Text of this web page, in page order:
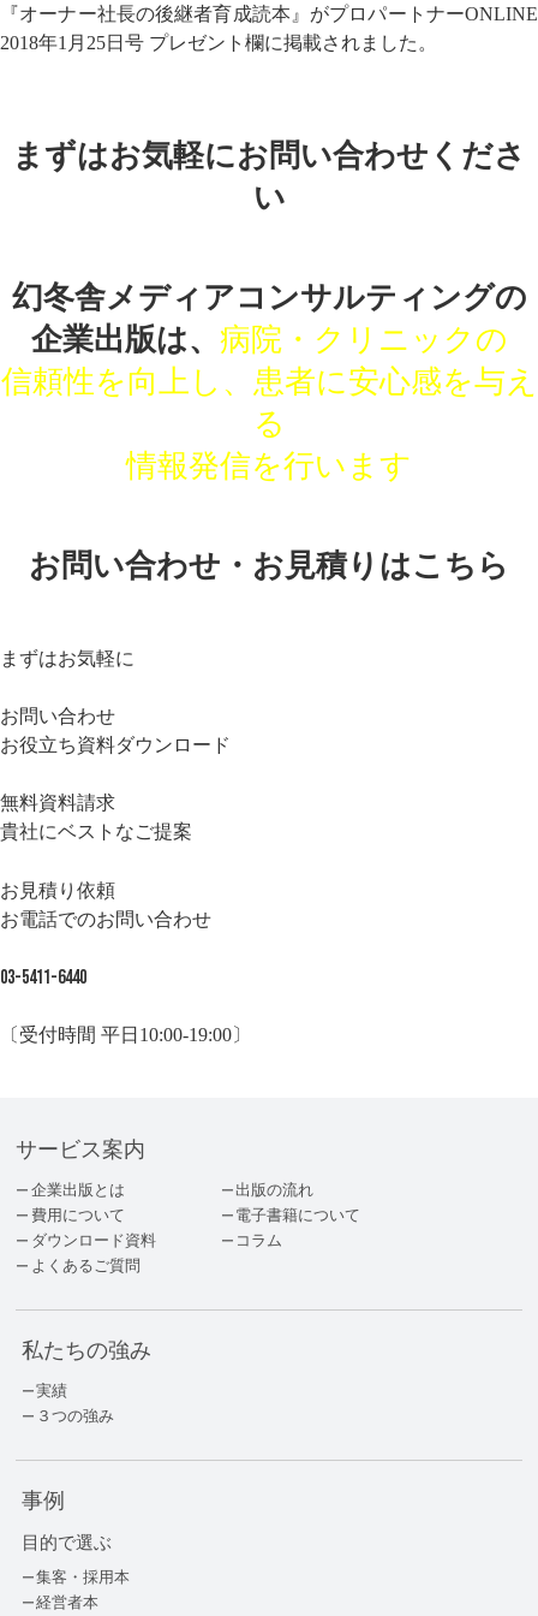
『オーナー社長の後継者育成読本』がプロパートナーONLINE
2018年1月25日号 プレゼント欄に掲載されました。
まずはお気軽にお問い合わせくださ
い
幻冬舎メディアコンサルティングの
企業出版は、 病院・クリニックの
信頼性を向上し、患者に安心感を与え
る
情報発信を行います
お問い合わせ・お見積りはこちら
まずはお気軽に
お問い合わせ
お役立ち資料ダウンロード
無料資料請求
貴社にベストなご提案
お見積り依頼
お電話でのお問い合わせ
03-5411-6440
〔受付時間 平日10:00-19:00〕
サービス案内
企業出版とは
出版の流れ
費用について
電子書籍について
ダウンロード資料
コラム
よくあるご質問
私たちの強み
実績
３つの強み
事例
目的で選ぶ
集客・採用本
経営者本